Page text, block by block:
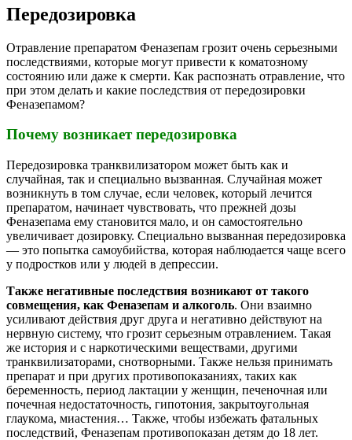
Передозировка
Отравление препаратом Феназепам грозит очень серьезными
последствиями, которые могут привести к коматозному
состоянию или даже к смерти. Как распознать отравление, что
при этом делать и какие последствия от передозировки
Феназепамом?
Почему возникает передозировка
Передозировка транквилизатором может быть как и
случайная, так и специально вызванная. Случайная может
возникнуть в том случае, если человек, который лечится
препаратом, начинает чувствовать, что прежней дозы
Феназепама ему становится мало, и он самостоятельно
увеличивает дозировку. Специально вызванная передозировка
— это попытка самоубийства, которая наблюдается чаще всего
у подростков или у людей в депрессии.
Также негативные последствия возникают от такого
совмещения, как Феназепам и алкоголь. Они взаимно
усиливают действия друг друга и негативно действуют на
нервную систему, что грозит серьезным отравлением. Такая
же история и с наркотическими веществами, другими
транквилизаторами, снотворными. Также нельзя принимать
препарат и при других противопоказаниях, таких как
беременность, период лактации у женщин, печеночная или
почечная недостаточность, гипотония, закрытоугольная
глаукома, миастения… Также, чтобы избежать фатальных
последствий, Феназепам противопоказан детям до 18 лет.